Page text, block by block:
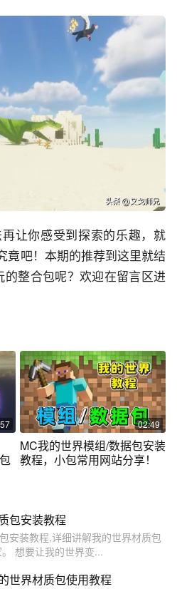
让你感受到探索的乐趣， 就
竟吧！本期的推荐到 这里就结
的整合包呢？欢迎在留言区进
02:49
MC我的世界模组/数据包安装
教程，小包常用网站分享！
包安装教程
安装教程,详细讲解我的世界材质包
想要让我的世界变...
世界材质包使用教程